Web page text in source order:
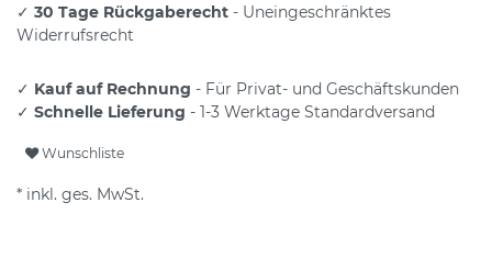
✓ 30 Tage Rückgaberecht - Uneingeschränktes
Widerrufsrecht
✓ Kauf auf Rechnung - Für Privat- und Geschäftskunden
✓ Schnelle Lieferung - 1-3 Werktage Standardversand
Wunschliste
* inkl. ges. MwSt.